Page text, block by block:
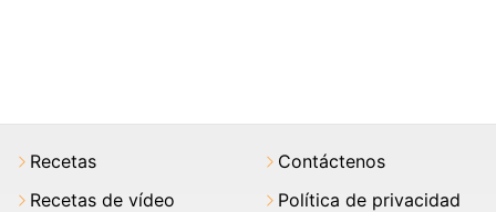
Recetas
Recetas de vídeo
Contáctenos
Política de privacidad